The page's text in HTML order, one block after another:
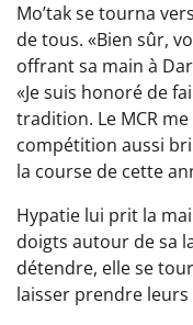
Mo’tak se tourna
de tous. «Bien sûr,
offrant sa main à
«Je suis honoré de
tradition. Le MCR
compétition aussi
la course de cette
Hypatie lui prit la
doigts autour de sa
détendre, elle se
laisser prendre